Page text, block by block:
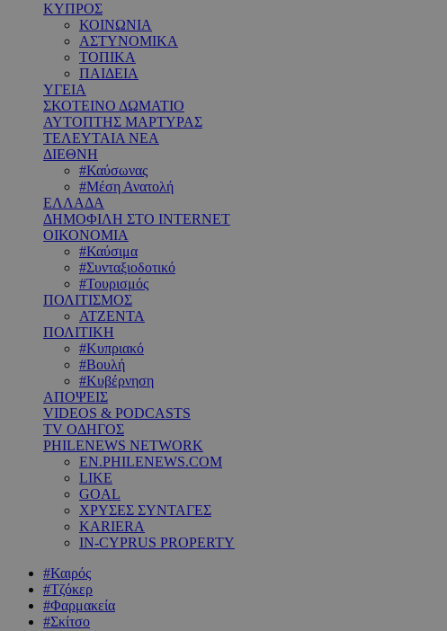
ΚΥΠΡΟΣ
ΚΟΙΝΩΝΙΑ
ΑΣΤΥΝΟΜΙΚΑ
ΤΟΠΙΚΑ
ΠΑΙΔΕΙΑ
ΥΓΕΙΑ
ΣΚΟΤΕΙΝΟ ΔΩΜΑΤΙΟ
ΑΥΤΟΠΤΗΣ ΜΑΡΤΥΡΑΣ
ΤΕΛΕΥΤΑΙΑ ΝΕΑ
ΔΙΕΘΝΗ
#Καύσωνας
#Μέση Ανατολή
ΕΛΛΑΔΑ
ΔΗΜΟΦΙΛΗ ΣΤΟ INTERNET
ΟΙΚΟΝΟΜΙΑ
#Καύσιμα
#Συνταξιοδοτικό
#Τουρισμός
ΠΟΛΙΤΙΣΜΟΣ
ΑΤΖΕΝΤΑ
ΠΟΛΙΤΙΚΗ
#Κυπριακό
#Βουλή
#Κυβέρνηση
ΑΠΟΨΕΙΣ
VIDEOS & PODCASTS
TV ΟΔΗΓΟΣ
PHILENEWS NETWORK
EN.PHILENEWS.COM
LIKE
GOAL
ΧΡΥΣΕΣ ΣΥΝΤΑΓΕΣ
KARIERA
IN-CYPRUS PROPERTY
#Καιρός
#Τζόκερ
#Φαρμακεία
#Σκίτσο